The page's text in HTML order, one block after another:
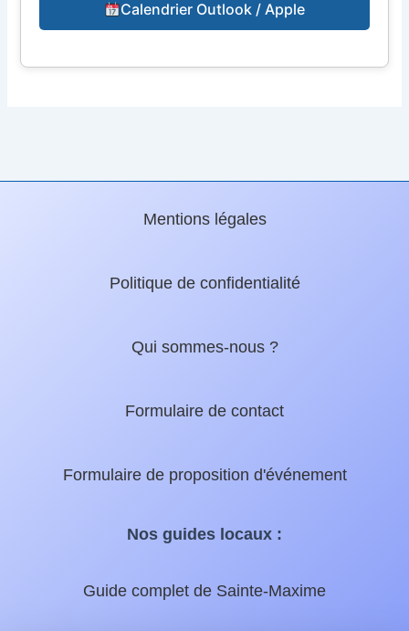
Calendrier Outlook / Apple
Mentions légales
Politique de confidentialité
Qui sommes-nous ?
Formulaire de contact
Formulaire de proposition d'événement
Nos guides locaux :
Guide complet de Sainte-Maxime